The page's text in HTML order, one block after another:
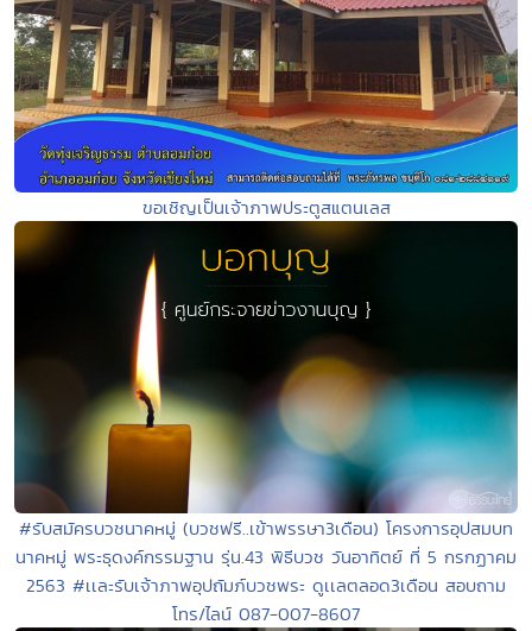
ขอเชิญเป็นเจ้าภาพประตูสแตนเลส
#รับสมัครบวชนาคหมู่ (บวชฟรี..เข้าพรรษา3เดือน) โครงการอุปสมบท
นาคหมู่ พระธุดงค์กรรมฐาน รุ่น.43 พิธีบวช วันอาทิตย์ ที่ 5 กรกฏาคม
2563 #เเละรับเจ้าภาพอุปถัมภ์บวชพระ ดูเเลตลอด3เดือน สอบถาม
โทร/ไลน์ 087-007-8607